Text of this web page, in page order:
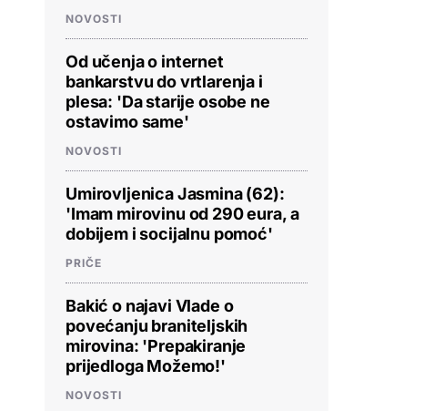
NOVOSTI
Od učenja o internet
bankarstvu do vrtlarenja i
plesa: 'Da starije osobe ne
ostavimo same'
NOVOSTI
Umirovljenica Jasmina (62):
'Imam mirovinu od 290 eura, a
dobijem i socijalnu pomoć'
PRIČE
Bakić o najavi Vlade o
povećanju braniteljskih
mirovina: 'Prepakiranje
prijedloga Možemo!'
NOVOSTI